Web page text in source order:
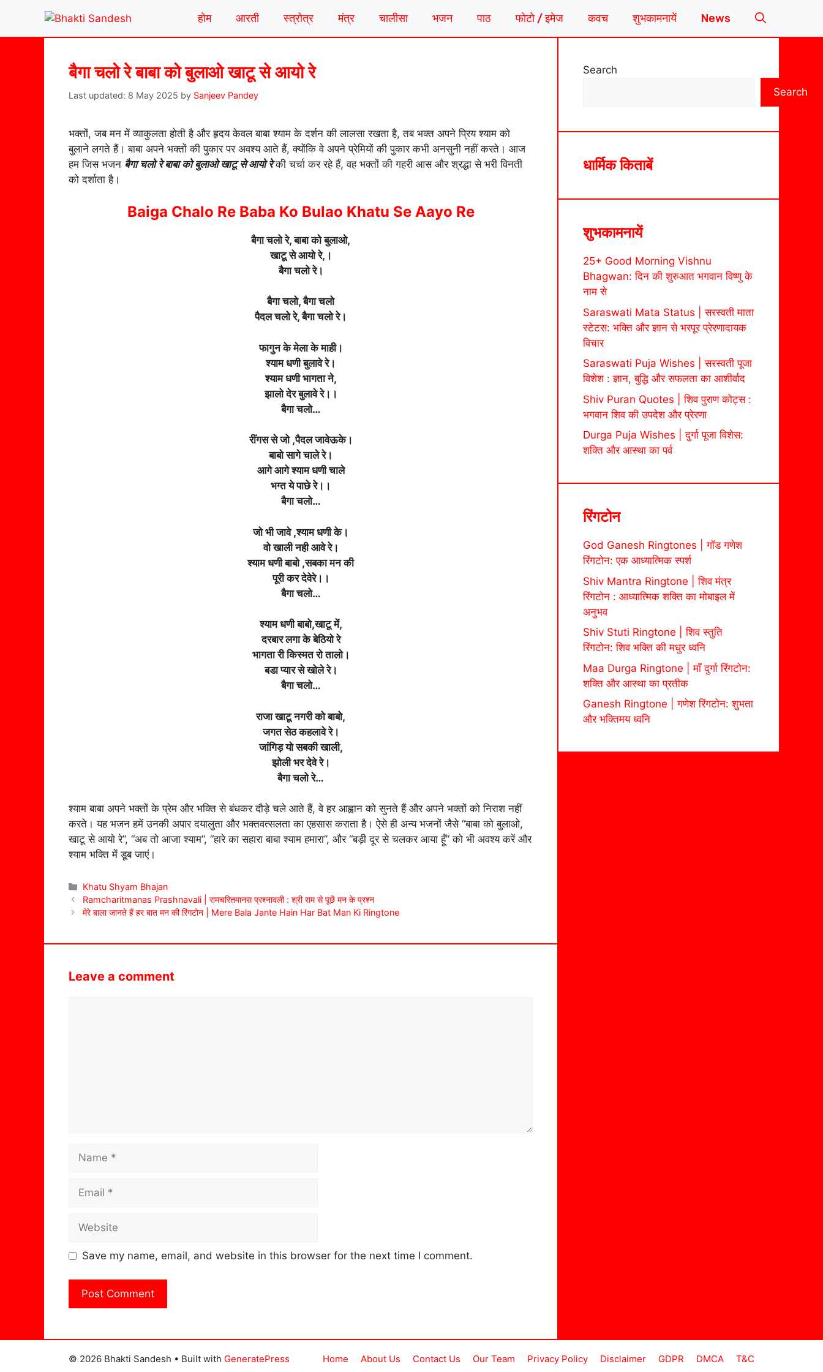
content
होम आरती स्त्रोत्र मंत्र चालीसा भजन पाठ फोटो / इमेज कवच शुभकामनायें News
बैगा चलो रे बाबा को बुलाओ खाटू से आयो रे
8 May 2025 by Sanjeev Pandey
भक्तों, जब मन में व्याकुलता होती है और हृदय केवल बाबा श्याम के दर्शन की लालसा रखता है, तब भक्त अपने प्रिय श्याम को
बुलाने लगते हैं। बाबा अपने भक्तों की पुकार पर अवश्य आते हैं, क्योंकि वे अपने प्रेमियों की पुकार कभी अनसुनी नहीं करते। आज
हम जिस भजन बैगा चलो रे बाबा को बुलाओ खाटू से आयो रेकी चर्चा कर रहे हैं, वह भक्तों की गहरी आस और श्रद्धा से भरी विनती
को दर्शाता है।
Baiga Chalo Re Baba Ko Bulao Khatu Se Aayo Re
बैगा चलो रे, बाबा को बुलाओ,
खाटू से आयो रे,।
बैगा चलो रे।
बैगा चलो, बैगा चलो
पैदल चलो रे, बैगा चलो रे।
फागुन के मेला के माही।
श्याम धणी बुलावे रे।
श्याम धणी भागता ने,
झालो देर बुलावे रे।।
बैगा चलो…
रींगस से जो ,पैदल जावेऊके।
बाबो सागे चाले रे।
आगे आगे श्याम धणी चाले
भग्त ये पाछे रे।।
बैगा चलो…
जो भी जावे ,श्याम धणी के।
वो खाली नही आवे रे।
श्याम धणी बाबो ,सबका मन की
पूरी कर देवेरे।।
बैगा चलो…
श्याम धणी बाबो,खाटू में,
दरबार लगा के बेठियो रे
भागता री किस्मत रो तालो।
बडा प्यार से खोले रे।
बैगा चलो…
राजा खाटू नगरी को बाबो,
जगत सेठ कहलावे रे।
जांगिड़ यो सबकी खाली,
झोली भर देवे रे।
बैगा चलो रे…
श्याम बाबा अपने भक्तों के प्रेम और भक्ति से बंधकर दौड़े चले आते हैं, वे हर आह्वान को सुनते हैं और अपने भक्तों को निराश नहीं
करते। यह भजन हमें उनकी अपार दयालुता और भक्तवत्सलता का एहसास कराता है। ऐसे ही अन्य भजनों जैसे “बाबा को बुलाओ,
खाटू से आयो रे”, “अब तो आजा श्याम”, “हारे का सहारा बाबा श्याम हमारा”, और “बड़ी दूर से चलकर आया हूँ” को भी अवश्य करें और
श्याम भक्ति में डूब जाएं।
Categories
Khatu Shyam Bhajan
Ramcharitmanas Prashnavali | रामचरितमानस प्रश्नावली : श्री राम से पूछें मन के प्रश्न
मेरे बाला जानते हैं हर बात मन की रिंगटोन | Mere Bala Jante Hain Har Bat Man Ki Ringtone
Leave a comment
Name
Email
Website
Save my name, email, and website in this browser for the next time I comment.
Search
Search
धार्मिक किताबें
शुभकामनायें
25+ Good Morning Vishnu
Bhagwan: दिन की शुरुआत भगवान विष्णु के
नाम से
Saraswati Mata Status | सरस्वती माता
स्टेटस: भक्ति और ज्ञान से भरपूर प्रेरणादायक
विचार
Saraswati Puja Wishes | सरस्वती पूजा
विशेश : ज्ञान, बुद्धि और सफलता का आशीर्वाद
Shiv Puran Quotes | शिव पुराण कोट्स :
भगवान शिव की उपदेश और प्रेरणा
Durga Puja Wishes | दुर्गा पूजा विशेस:
शक्ति और आस्था का पर्व
रिंगटोन
God Ganesh Ringtones | गॉड गणेश
रिंगटोन: एक आध्यात्मिक स्पर्श
Shiv Mantra Ringtone | शिव मंत्र
रिंगटोन : आध्यात्मिक शक्ति का मोबाइल में
अनुभव
Shiv Stuti Ringtone | शिव स्तुति
रिंगटोन: शिव भक्ति की मधुर ध्वनि
Maa Durga Ringtone | माँ दुर्गा रिंगटोन:
शक्ति और आस्था का प्रतीक
Ganesh Ringtone | गणेश रिंगटोन: शुभता
और भक्तिमय ध्वनि
Home About Us Contact Us Our Team Privacy Policy Disclaimer GDPR DMCA T&C
© 2026 Bhakti Sandesh • Built with GeneratePress